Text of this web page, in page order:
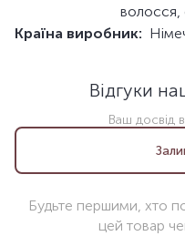
волосся,
Країна виробник:
Відгуки
Ваш досвід
Будьте першими, хто
цей товар